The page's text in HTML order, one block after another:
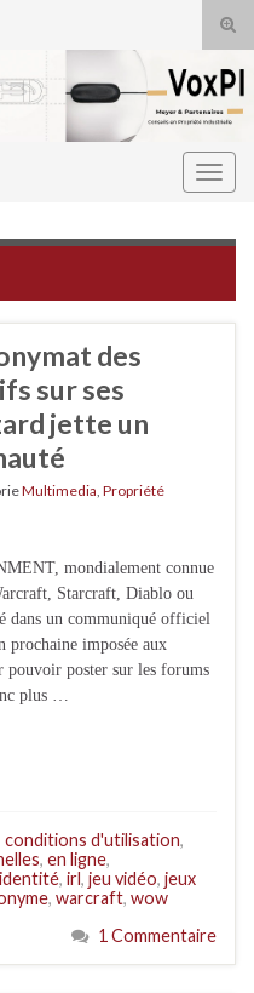
des
sur ses
jette un
Multimedia Propriété
mondialement connue
Starcraft, Diablo ou
dans un communiqué officiel
imposée aux
poster sur les forums
plus …
conditions d'utilisation,
, en ligne,
identité, irl, jeu vidéo, jeux
, warcraft, wow
1 Commentaire